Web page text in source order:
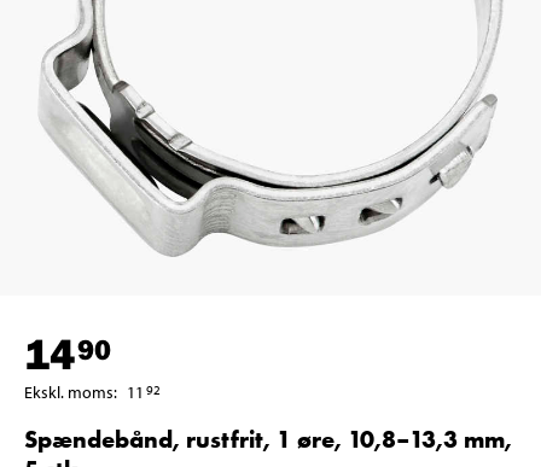
1490
Ekskl. moms: 11 92
Spændebånd, rustfrit, 1 øre, 10,8–13,3 mm,